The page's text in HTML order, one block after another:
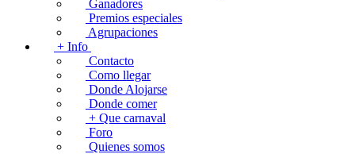
Ganadores
Premios especiales
Agrupaciones
+ Info
Contacto
Como llegar
Donde Alojarse
Donde comer
+ Que carnaval
Foro
Quienes somos